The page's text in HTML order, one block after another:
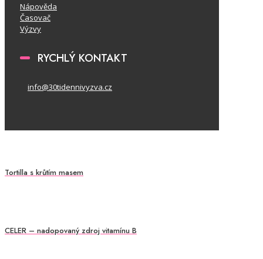
Nápověda
Časovač
Výzvy
RYCHLÝ KONTAKT
info@30tidennivyzva.cz
Tortilla s krůtím masem
CELER – nadopovaný zdroj vitamínu B